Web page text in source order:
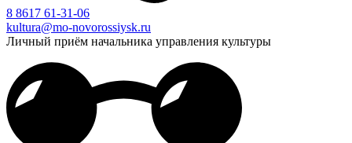
8 8617 61-31-06
kultura@mo-novorossiysk.ru
Личный приём начальника управления культуры